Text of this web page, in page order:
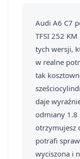
Audi A6 C7
TFSI 252
tych wersji,
w realne
tak
daje
odmiany 1.8
otrzymujesz
potrafi
wyciszona i